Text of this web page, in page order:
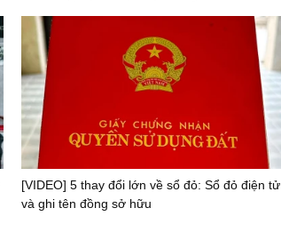
[VIDEO] 5 thay đổi lớn về sổ đỏ: Sổ đỏ điện tử
và ghi tên đồng sở hữu